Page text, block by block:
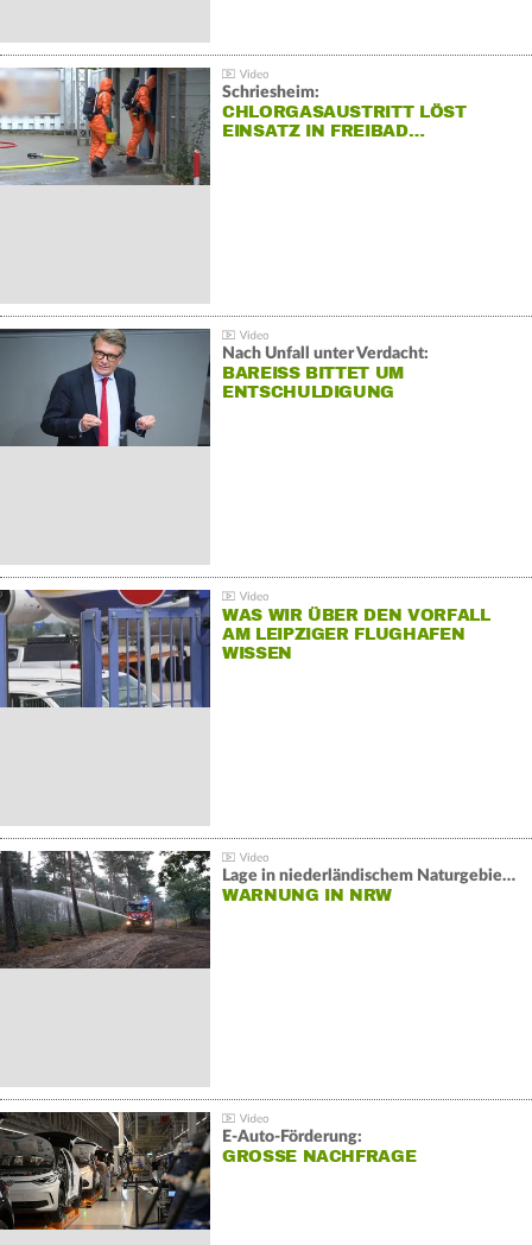
Schriesheim:
CHLORGASAUSTRITT LÖST
EINSATZ IN FREIBAD…
Nach Unfall unter Verdacht:
BAREISS BITTET UM E
NTSCHULDIGUNG
WAS WIR ÜBER DEN VORFALL
AM LEIPZIGER FLUGHAFEN
WISSEN
Lage in niederländischem Naturgebiet stabil
WARNUNG IN NRW
E-Auto-Förderung:
GROSSE NACHFRAGE